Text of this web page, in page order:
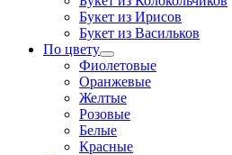
Букет из Ирисов
Букет из Васильков
По цвету
Фиолетовые
Оранжевые
Желтые
Розовые
Белые
Красные